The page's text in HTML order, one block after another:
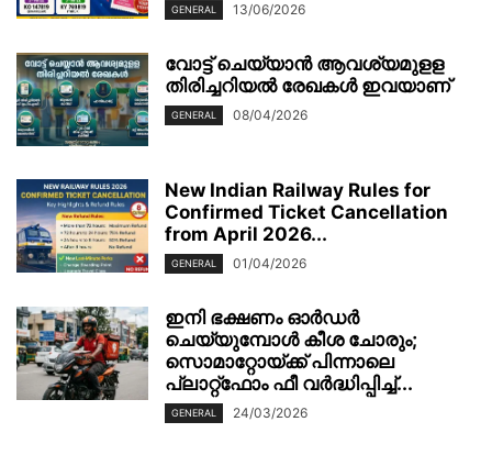
GENERAL 13/06/2026
വോട്ട് ചെയ്യാന്‍ ആവശ്യമുളള
തിരിച്ചറിയല്‍ രേഖകള്‍ ഇവയാണ്
GENERAL 08/04/2026
New Indian Railway Rules for
Confirmed Ticket Cancellation
from April 2026...
GENERAL 01/04/2026
ഇനി ഭക്ഷണം ഓർഡർ
ചെയ്യുമ്പോൾ കീശ ചോരും;
സൊമാറ്റോയ്ക്ക് പിന്നാലെ
പ്ലാറ്റ്‌ഫോം ഫീ വർദ്ധിപ്പിച്ച്...
GENERAL 24/03/2026